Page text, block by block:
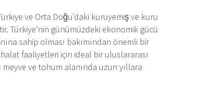
ve Orta Doğu’daki kuruyemiş ve kuru
Türkiye’nin günümüzdeki ekonomik gücü
sahip olması bakımından önemli bir
faaliyetleri için ideal bir uluslararası
ve tohum alanında uzun yıllara